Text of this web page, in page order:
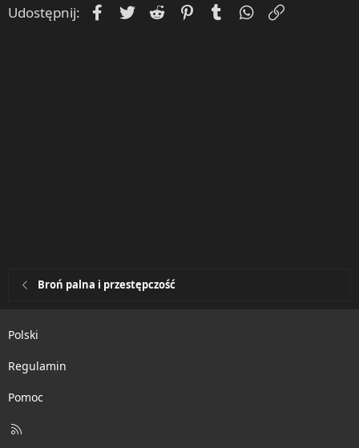
Udostępnij: Facebook
Twitter Reddit PinterestTumblrWhatsApp
Broń palna i przestępczość
Polski
Regulamin
Pomoc
R